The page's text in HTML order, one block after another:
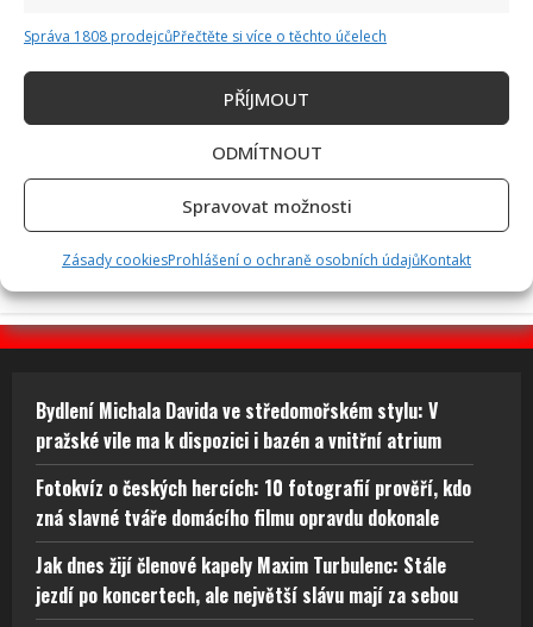
Správa 1808 prodejcůPřečtěte si více o těchto účelech
PŘÍJMOUT
ODMÍTNOUT
Spravovat možnosti
Zásady cookiesProhlášení o ochraně osobních údajůKontakt
50 let od nehody Nikiho Laudy: Z hořícího Ferrari do dalšího
závodu za pouhých 42 dní
Bydlení Michala Davida ve středomořském stylu: V
pražské vile ma k dispozici i bazén a vnitřní atrium
Fotokvíz o českých hercích: 10 fotografií prověří, kdo
zná slavné tváře domácího filmu opravdu dokonale
Jak dnes žijí členové kapely Maxim Turbulenc: Stále
jezdí po koncertech, ale největší slávu mají za sebou